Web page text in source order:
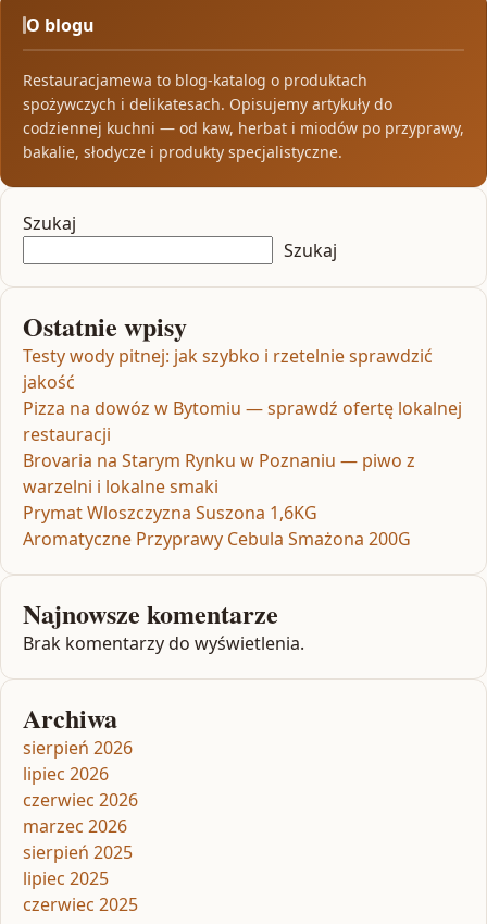
O blogu
Restauracjamewa to blog-katalog o produktach
spożywczych i delikatesach. Opisujemy artykuły do
codziennej kuchni — od kaw, herbat i miodów po przyprawy,
bakalie, słodycze i produkty specjalistyczne.
Szukaj
Szukaj
Ostatnie wpisy
Testy wody pitnej: jak szybko i rzetelnie sprawdzić
jakość
Pizza na dowóz w Bytomiu — sprawdź ofertę lokalnej
restauracji
Brovaria na Starym Rynku w Poznaniu — piwo z
warzelni i lokalne smaki
Prymat Wloszczyzna Suszona 1,6KG
Aromatyczne Przyprawy Cebula Smażona 200G
Najnowsze komentarze
Brak komentarzy do wyświetlenia.
Archiwa
sierpień 2026
lipiec 2026
czerwiec 2026
marzec 2026
sierpień 2025
lipiec 2025
czerwiec 2025